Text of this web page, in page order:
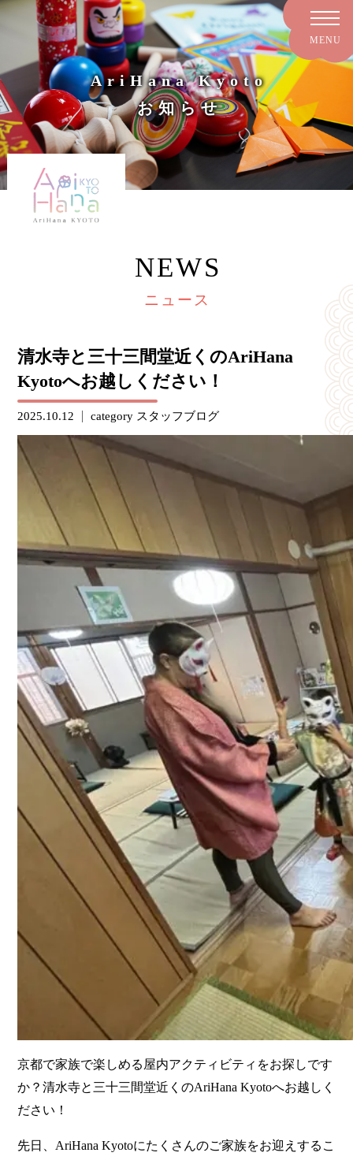
AriHana Kyoto
お知らせ
NEWS
ニュース
清水寺と三十三間堂近くのAriHana
Kyotoへお越しください！
2025.10.12 category スタッフブログ
京都で家族で楽しめる屋内アクティビティをお探しです
か？清水寺と三十三間堂近くのAriHana Kyotoへお越しく
ださい！
先日、AriHana Kyotoにたくさんのご家族をお迎えするこ